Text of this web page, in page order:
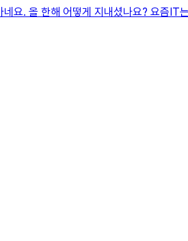
요. 올 한해 어떻게 지내셨나요? 요즘IT